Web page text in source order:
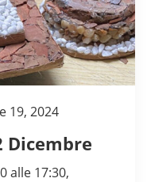
19, 2024
Dicembre
alle 17:30,